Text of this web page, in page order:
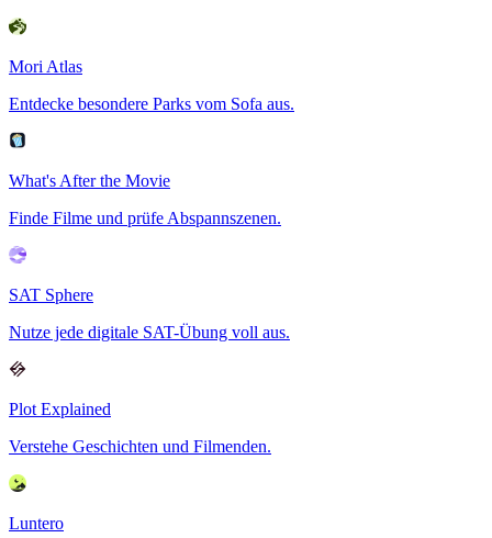
Mori Atlas
Entdecke besondere Parks vom Sofa aus.
What's After the Movie
Finde Filme und prüfe Abspannszenen.
SAT Sphere
Nutze jede digitale SAT-Übung voll aus.
Plot Explained
Verstehe Geschichten und Filmenden.
Luntero